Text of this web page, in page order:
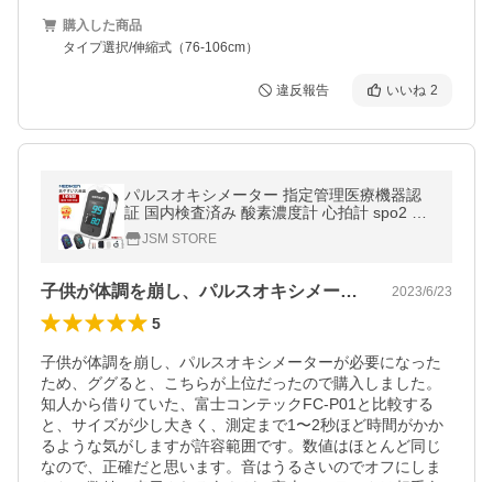
購入した商品
タイプ選択/伸縮式（76-106cm）
違反報告 いいね 2
パルスオキシメーター 指定管理医療機器認
証 国内検査済み 酸素濃度計 心拍計 spo2 脈
拍測定器 小児 大人 家庭用 豪華な付属品
JSM STORE
子供が体調を崩し、パルスオキシメーター… 2023/6/23
5
子供が体調を崩し、パルスオキシメーターが必要になった
ため、ググると、こちらが上位だったので購入しました。
知人から借りていた、富士コンテックFC-P01と比較する
と、サイズが少し大きく、測定まで1〜2秒ほど時間がかか
るような気がしますが許容範囲です。数値はほとんど同じ
なので、正確だと思います。音はうるさいのでオフにしま